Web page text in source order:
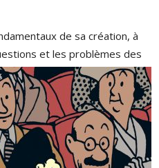
de sa création, à
et les problèmes des